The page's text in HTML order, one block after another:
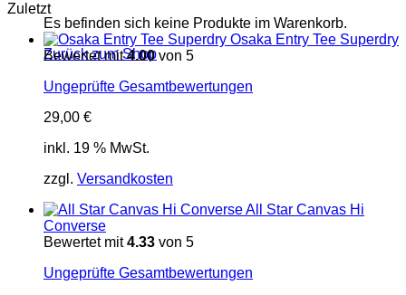
Es befinden sich keine Produkte im Warenkorb.
Zurück zum Shop
Zuletzt
Osaka Entry Tee Superdry
Bewertet mit4.00von 5
Ungeprüfte Gesamtbewertungen
29,00 €
inkl. 19 % MwSt.
zzgl. Versandkosten
All Star Canvas Hi
Converse
Bewertet mit4.33 von 5
Ungeprüfte Gesamtbewertungen